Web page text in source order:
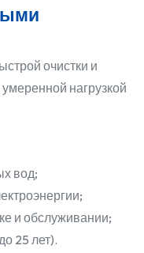
очистки и
нагрузкой
вод;
и обслуживании;
25 лет).